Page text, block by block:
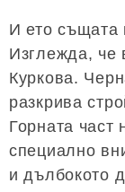
И ето същата
Изглежда, че
Куркова.
разкрива
Горната част
специално
и дълбокото